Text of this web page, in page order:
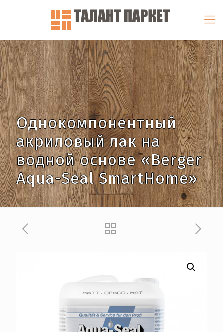
Однокомпонентный
акриловый лак на
водной основе «Berger
Aqua-Seal SmartHome»